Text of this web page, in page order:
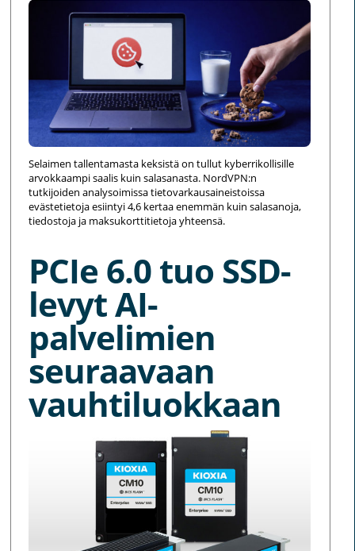
Selaimen tallentamasta keksistä on tullut kyberrikollisille
arvokkaampi saalis kuin salasanasta. NordVPN:n
tutkijoiden analysoimissa tietovarkausaineistoissa
evästetietoja esiintyi 4,6 kertaa enemmän kuin salasanoja,
tiedostoja ja maksukorttitietoja yhteensä.
PCIe 6.0 tuo SSD-
levyt AI-
palvelimien
seuraavaan
vauhtiluokkaan